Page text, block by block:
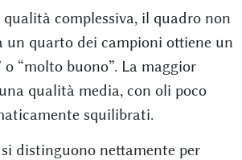
qualità complessiva, il quadro non
un quarto dei campioni ottiene un
o “molto buono”. La maggior
qualità media, con oli poco
squilibrati.
distinguono nettamente per